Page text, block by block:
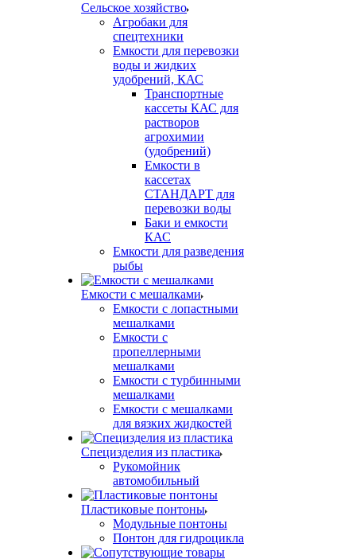
Сельское хозяйство
Агробаки для
спецтехники
Емкости для перевозки
воды и жидких
удобрений, КАС
Транспортные
кассеты КАС для
растворов
агрохимии
(удобрений)
Емкости в
кассетах
СТАНДАРТ для
перевозки воды
Баки и емкости
КАС
Емкости для разведения
рыбы
Емкости с мешалками
Емкости с лопастными
мешалками
Емкости с
пропеллерными
мешалками
Емкости с турбинными
мешалками
Емкости с мешалками
для вязких жидкостей
Специзделия из пластика
Рукомойник
автомобильный
Пластиковые понтоны
Модульные понтоны
Понтон для гидроцикла